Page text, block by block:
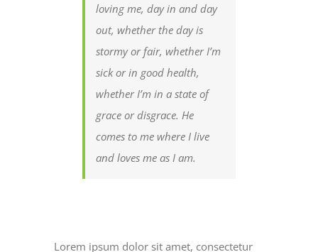
loving me, day in and day
out, whether the day is
stormy or fair, whether I’m
sick or in good health,
whether I’m in a state of
grace or disgrace. He
comes to me where I live
and loves me as I am.
Lorem ipsum dolor sit amet, consectetur